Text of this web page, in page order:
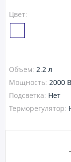
Цвет:
Объем: 2.2 л
Мощность: 2000
Подсветка: Нет
Терморегулятор: